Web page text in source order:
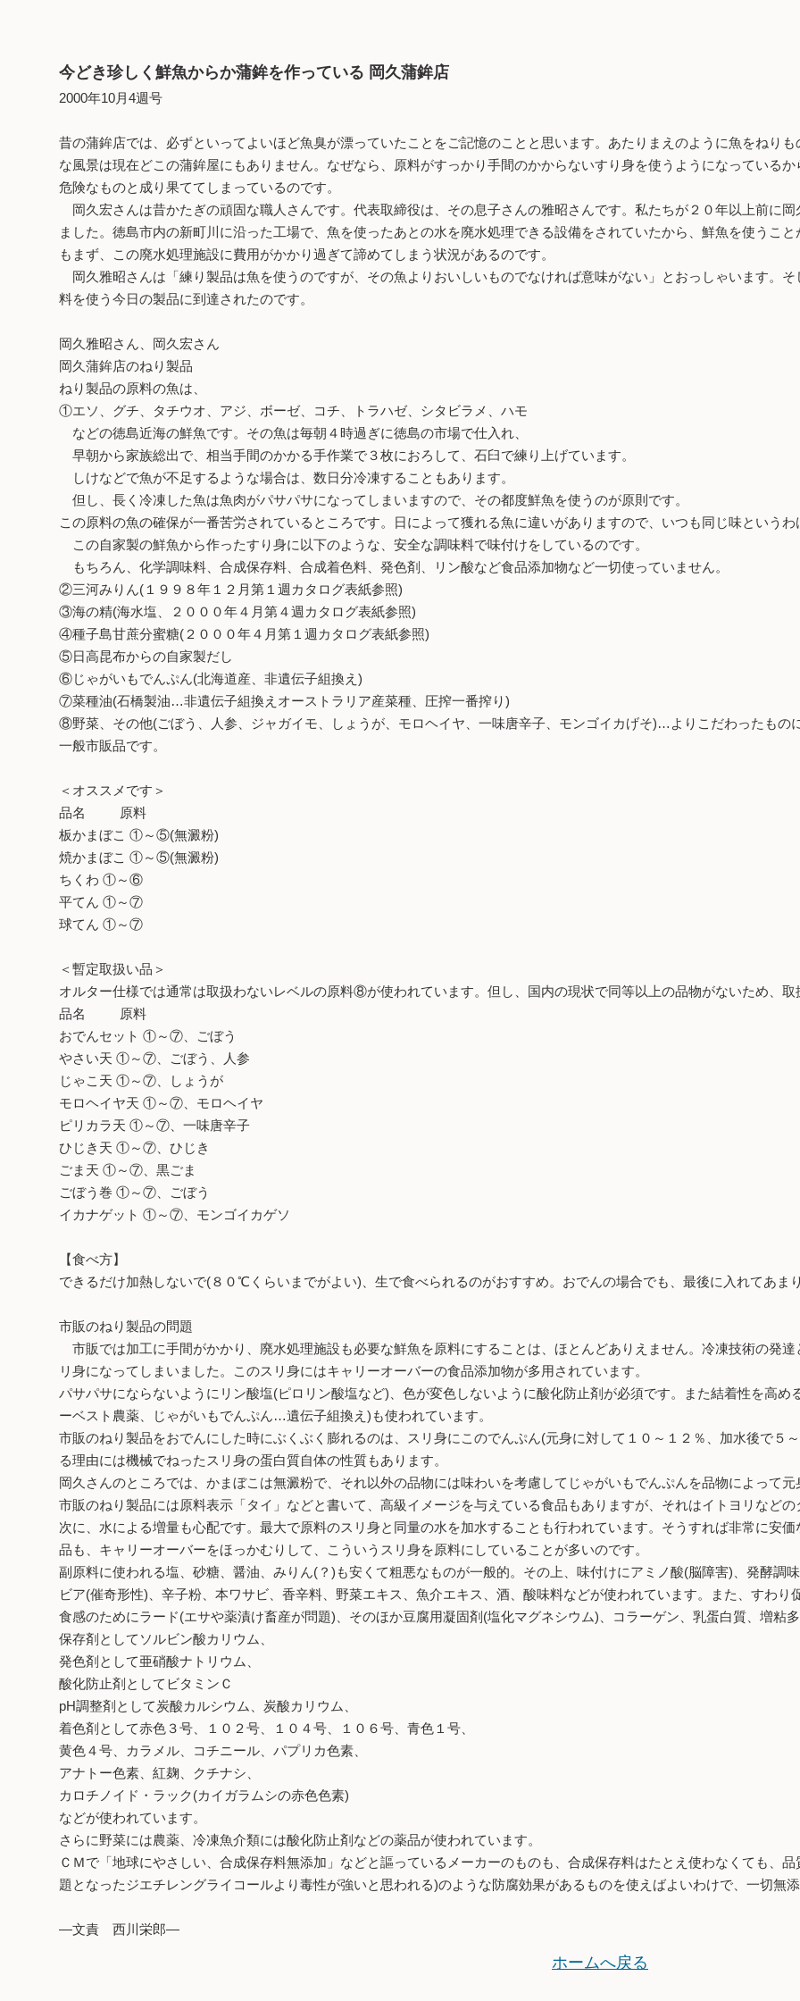
今どき珍しく鮮魚からか蒲鉾を作っている 岡久蒲鉾店
2000年10月4週号
昔の蒲鉾店では、必ずといってよいほど魚臭が漂っていたことをご記憶のことと思います。あたりまえのように魚をねり
な風景は現在どこの蒲鉾屋にもありません。なぜなら、原料がすっかり手間のかからないすり身を使うようになっている
危険なものと成り果ててしまっているのです。
岡久宏さんは昔かたぎの頑固な職人さんです。代表取締役は、その息子さんの雅昭さんです。私たちが２０年以上前に
ました。徳島市内の新町川に沿った工場で、魚を使ったあとの水を廃水処理できる設備をされていたから、鮮魚を使うこ
もまず、この廃水処理施設に費用がかかり過ぎて諦めてしまう状況があるのです。
岡久雅昭さんは「練り製品は魚を使うのですが、その魚よりおいしいものでなければ意味がない」とおっしゃいます。
料を使う今日の製品に到達されたのです。
岡久雅昭さん、岡久宏さん
岡久蒲鉾店のねり製品
ねり製品の原料の魚は、
①エソ、グチ、タチウオ、アジ、ボーゼ、コチ、トラハゼ、シタビラメ、ハモ
などの徳島近海の鮮魚です。その魚は毎朝４時過ぎに徳島の市場で仕入れ、
早朝から家族総出で、相当手間のかかる手作業で３枚におろして、石臼で練り上げています。
しけなどで魚が不足するような場合は、数日分冷凍することもあります。
但し、長く冷凍した魚は魚肉がパサパサになってしまいますので、その都度鮮魚を使うのが原則です。
この原料の魚の確保が一番苦労されているところです。日によって獲れる魚に違いがありますので、いつも同じ味というわ
この自家製の鮮魚から作ったすり身に以下のような、安全な調味料で味付けをしているのです。
もちろん、化学調味料、合成保存料、合成着色料、発色剤、リン酸など食品添加物など一切使っていません。
②三河みりん(１９９８年１２月第１週カタログ表紙参照)
③海の精(海水塩、２０００年４月第４週カタログ表紙参照)
④種子島甘蔗分蜜糖(２０００年４月第１週カタログ表紙参照)
⑤日高昆布からの自家製だし
⑥じゃがいもでんぷん(北海道産、非遺伝子組換え)
⑦菜種油(石橋製油…非遺伝子組換えオーストラリア産菜種、圧搾一番搾り)
⑧野菜、その他(ごぼう、人参、ジャガイモ、しょうが、モロヘイヤ、一味唐辛子、モンゴイカげそ)…よりこだわったもの
一般市販品です。
＜オススメです＞
品名 原料
板かまぼこ ①～⑤(無澱粉)
焼かまぼこ ①～⑤(無澱粉)
ちくわ ①～⑥
平てん ①～⑦
球てん ①～⑦
＜暫定取扱い品＞
オルター仕様では通常は取扱わないレベルの原料⑧が使われています。但し、国内の現状で同等以上の品物がないため、取
品名 原料
おでんセット ①～⑦、ごぼう
やさい天 ①～⑦、ごぼう、人参
じゃこ天 ①～⑦、しょうが
モロヘイヤ天 ①～⑦、モロヘイヤ
ピリカラ天 ①～⑦、一味唐辛子
ひじき天 ①～⑦、ひじき
ごま天 ①～⑦、黒ごま
ごぼう巻 ①～⑦、ごぼう
イカナゲット ①～⑦、モンゴイカゲソ
【食べ方】
できるだけ加熱しないで(８０℃くらいまでがよい)、生で食べられるのがおすすめ。おでんの場合でも、最後に入れてあま
市販のねり製品の問題
市販では加工に手間がかかり、廃水処理施設も必要な鮮魚を原料にすることは、ほとんどありえません。冷凍技術の発
リ身になってしまいました。このスリ身にはキャリーオーバーの食品添加物が多用されています。
パサパサにならないようにリン酸塩(ピロリン酸塩など)、色が変色しないように酸化防止剤が必須です。また結着性を高
ーベスト農薬、じゃがいもでんぷん…遺伝子組換え)も使われています。
市販のねり製品をおでんにした時にぶくぶく膨れるのは、スリ身にこのでんぷん(元身に対して１０～１２％、加水後で５
る理由には機械でねったスリ身の蛋白質自体の性質もあります。
岡久さんのところでは、かまぼこは無澱粉で、それ以外の品物には味わいを考慮してじゃがいもでんぷんを品物によって
市販のねり製品には原料表示「タイ」などと書いて、高級イメージを与えている食品もありますが、それはイトヨリなどの
次に、水による増量も心配です。最大で原料のスリ身と同量の水を加水することも行われています。そうすれば非常に安
品も、キャリーオーバーをほっかむりして、こういうスリ身を原料にしていることが多いのです。
副原料に使われる塩、砂糖、醤油、みりん(？)も安くて粗悪なものが一般的。その上、味付けにアミノ酸(脳障害)、発酵調
ビア(催奇形性)、辛子粉、本ワサビ、香辛料、野菜エキス、魚介エキス、酒、酸味料などが使われています。また、すわり
食感のためにラード(エサや薬漬け畜産が問題)、そのほか豆腐用凝固剤(塩化マグネシウム)、コラーゲン、乳蛋白質、増粘多
保存剤としてソルビン酸カリウム、
発色剤として亜硝酸ナトリウム、
酸化防止剤としてビタミンＣ
pH調整剤として炭酸カルシウム、炭酸カリウム、
着色剤として赤色３号、１０２号、１０４号、１０６号、青色１号、
黄色４号、カラメル、コチニール、パプリカ色素、
アナトー色素、紅麹、クチナシ、
カロチノイド・ラック(カイガラムシの赤色色素)
などが使われています。
さらに野菜には農薬、冷凍魚介類には酸化防止剤などの薬品が使われています。
ＣＭで「地球にやさしい、合成保存料無添加」などと謳っているメーカーのものも、合成保存料はたとえ使わなくても、
題となったジエチレングライコールより毒性が強いと思われる)のような防腐効果があるものを使えばよいわけで、一切無
―文責 西川栄郎―
ホームへ戻る